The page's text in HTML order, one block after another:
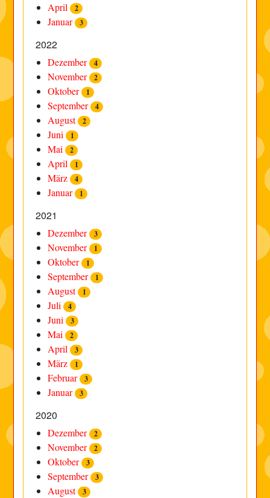
April 2
Januar 3
2022
Dezember 4
November 2
Oktober 1
September 4
August 2
Juni 1
Mai 2
April 1
März 4
Januar 1
2021
Dezember 3
November 1
Oktober 1
September 1
August 1
Juli 4
Juni 3
Mai 2
April 3
März 1
Februar 3
Januar 3
2020
Dezember 2
November 2
Oktober 3
September 3
August 3